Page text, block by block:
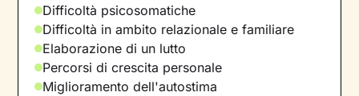
Difficoltà psicosomatiche
Difficoltà in ambito relazionale e familiare
Elaborazione di un lutto
Percorsi di crescita personale
Miglioramento dell'autostima